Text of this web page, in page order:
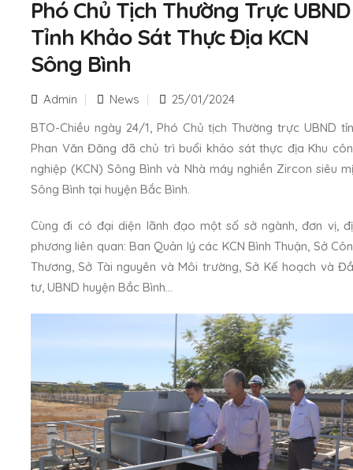
Phó Chủ Tịch Thường Trực UBND
Tỉnh Khảo Sát Thực Địa KCN
Sông Bình
Admin News
25/01/2024
BTO-Chiều ngày 24/1, Phó Chủ tịch Thường trực UBND
Phan Văn Đăng đã chủ trì buổi khảo sát thực địa Khu
nghiệp (KCN) Sông Bình và Nhà máy nghiền Zircon siêu
Sông Bình tại huyện Bắc Bình.
Cùng đi có đại diện lãnh đạo một số sở ngành, đơn vị,
phương liên quan: Ban Quản lý các KCN Bình Thuận, Sở
Thương, Sở Tài nguyên và Môi trường, Sở Kế hoạch và
tư, UBND huyện Bắc Bình…